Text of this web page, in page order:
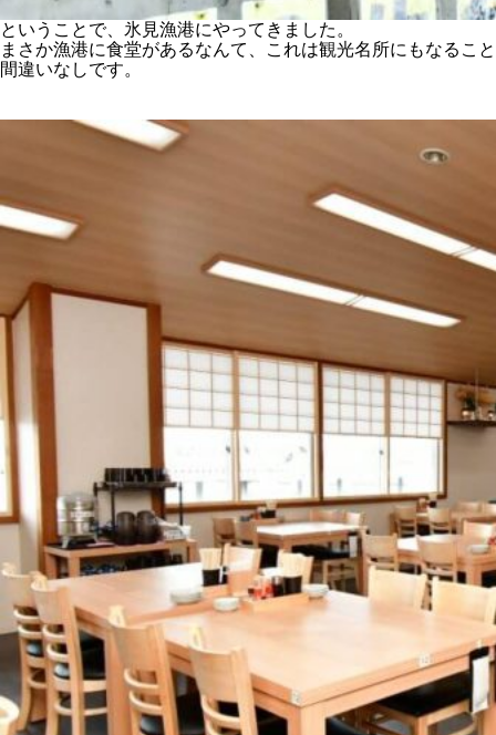
ということで、氷見漁港にやってきました。
まさか漁港に食堂があるなんて、これは観光名所にもなること
間違いなしです。